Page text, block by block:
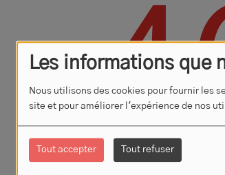
Les informations que
Nous utilisons des cookies pour fournir les
site et pour améliorer l'expérience de nos
Tout accepter Tout refuser